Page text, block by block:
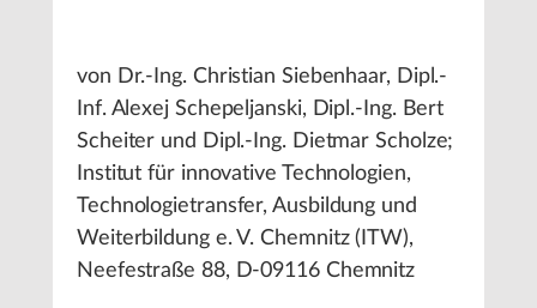
von Dr.-Ing. Christian Siebenhaar, Dipl.-
Inf. Alexej Schepeljanski, Dipl.-Ing. Bert
Scheiter und Dipl.-Ing. Dietmar Scholze;
Institut für innovative Technologien,
Technologietransfer, Ausbildung und
Weiterbildung e. V. Chemnitz (ITW),
Neefestraße 88, D-09116 Chemnitz